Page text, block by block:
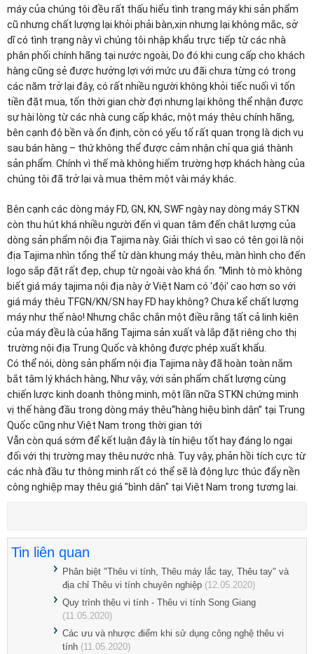
máy của chúng tôi đều rất thấu hiểu tình trạng máy khi sản phẩm
cũ nhưng chất lượng lại khỏi phải bàn,xịn nhưng lại không mắc, sở
dĩ có tình trạng này vì chúng tôi nhập khẩu trực tiếp từ các nhà
phân phối chính hãng tại nước ngoài, Do đó khi cung cấp cho khách
hàng cũng sẻ được hưởng lợi với mức ưu đãi chưa từng có trong
các năm trở lại đây, có rất nhiều người không khỏi tiếc nuối vì tốn
tiền đặt mua, tốn thời gian chờ đợi nhưng lại không thể nhận được
sự hài lòng từ các nhà cung cấp khác, một máy thêu chính hãng,
bên cạnh độ bền và ổn định, còn có yếu tố rất quan trọng là dịch vụ
sau bán hàng – thứ không thể được cảm nhận chỉ qua giá thành
sản phẩm. Chính vì thế mà không hiếm trường hợp khách hàng của
chúng tôi đã trở lại và mua thêm một vài máy khác.
Bên cạnh các dòng máy FD, GN, KN, SWF ngày nay dòng máy STKN
còn thu hút khá nhiều người đến vì quan tâm đến chât lượng của
dòng sản phẩm nội địa Tajima này. Giải thích vì sao có tên gọi là nội
địa Tajima nhìn tổng thể từ dàn khung máy thêu, màn hình cho đến
logo sắp đặt rất đẹp, chụp từ ngoài vào khá ổn. “Mình tò mò không
biết giá máy tajima nội địa này ở Việt Nam có 'đội' cao hơn so với
giá máy thêu TFGN/KN/SN hay FD hay không? Chưa kể chất lượng
máy như thế nào! Nhưng chắc chắn một điều rằng tất cả linh kiện
của máy đều là của hãng Tajima sản xuất và lắp đặt riêng cho thị
trường nội địa Trung Quốc và không được phép xuất khẩu.
Có thể nói, dòng sản phẩm nội địa Tajima này đã hoàn toàn nắm
bắt tâm lý khách hàng, Như vậy, với sản phẩm chất lượng cùng
chiến lược kinh doanh thông minh, một lần nữa STKN chứng minh
vị thế hàng đầu trong dòng máy thêu“hàng hiệu bình dân” tại Trung
Quốc cũng như Việt Nam trong thời gian tới
Vẫn còn quá sớm để kết luận đây là tín hiệu tốt hay đáng lo ngại
đối với thị trường may thêu nước nhà. Tuy vậy, phản hồi tích cực từ
các nhà đầu tư thông minh rất có thể sẽ là động lực thúc đẩy nền
công nghiệp may thêu giá "bình dân" tại Việt Nam trong tương lai.
Tin liên quan
Phân biệt "Thêu vi tính, Thêu máy lắc tay, Thêu tay" và
địa chỉ Thêu vi tính chuyên nghiệp (12.05.2020)
Quy trình thêu vi tính - Thêu vi tính Song Giang
(11.05.2020)
Các ưu và nhược điểm khi sử dụng công nghệ thêu vi
tính (11.05.2020)